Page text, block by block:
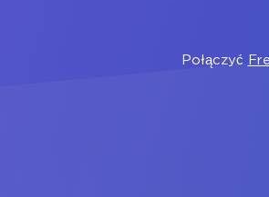
Połączyć